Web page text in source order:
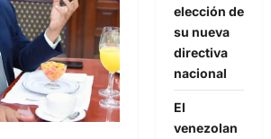
elección de
su nueva
directiva
nacional
El
venezolan